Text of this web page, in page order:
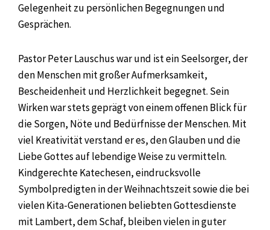
Gelegenheit zu persönlichen Begegnungen und
Gesprächen.
Pastor Peter Lauschus war und ist ein Seelsorger, der
den Menschen mit großer Aufmerksamkeit,
Bescheidenheit und Herzlichkeit begegnet. Sein
Wirken war stets geprägt von einem offenen Blick für
die Sorgen, Nöte und Bedürfnisse der Menschen. Mit
viel Kreativität verstand er es, den Glauben und die
Liebe Gottes auf lebendige Weise zu vermitteln.
Kindgerechte Katechesen, eindrucksvolle
Symbolpredigten in der Weihnachtszeit sowie die bei
vielen Kita-Generationen beliebten Gottesdienste
mit Lambert, dem Schaf, bleiben vielen in guter